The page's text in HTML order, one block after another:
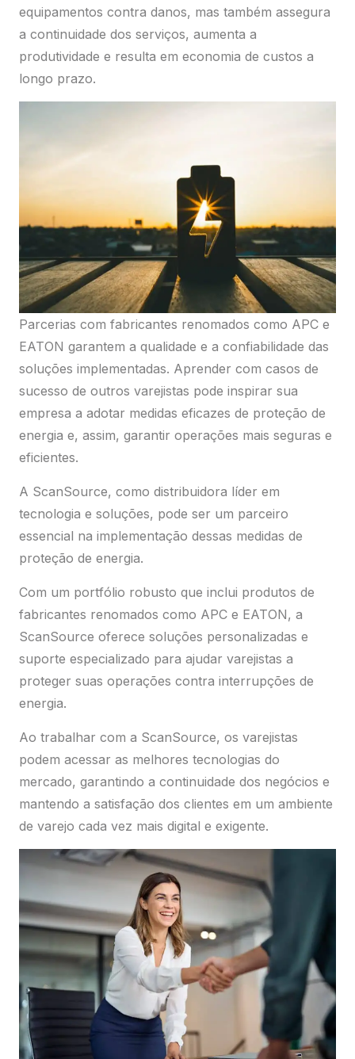
equipamentos contra danos, mas também assegura
a continuidade dos serviços, aumenta a
produtividade e resulta em economia de custos a
longo prazo.
Parcerias com fabricantes renomados como APC e
EATON garantem a qualidade e a confiabilidade das
soluções implementadas. Aprender com casos de
sucesso de outros varejistas pode inspirar sua
empresa a adotar medidas eficazes de proteção de
energia e, assim, garantir operações mais seguras e
eficientes.
A ScanSource, como distribuidora líder em
tecnologia e soluções, pode ser um parceiro
essencial na implementação dessas medidas de
proteção de energia.
Com um portfólio robusto que inclui produtos de
fabricantes renomados como APC e EATON, a
ScanSource oferece soluções personalizadas e
suporte especializado para ajudar varejistas a
proteger suas operações contra interrupções de
energia.
Ao trabalhar com a ScanSource, os varejistas
podem acessar as melhores tecnologias do
mercado, garantindo a continuidade dos negócios e
mantendo a satisfação dos clientes em um ambiente
de varejo cada vez mais digital e exigente.